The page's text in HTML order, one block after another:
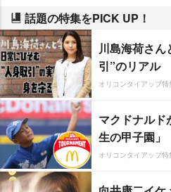
話題の特集をPICK UP！
川島海荷さん
引”のリアル
オリコンタイアップ特
マクドナルド
生の甲子園」
オリコンタイアップ特